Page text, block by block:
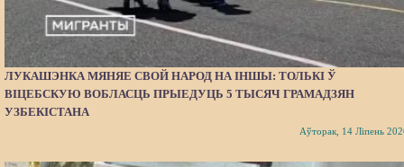
ЛУКАШЭНКА МЯНЯЕ СВОЙ НАРОД НА ІНШЫ: ТОЛЬКІ Ў
ВІЦЕБСКУЮ ВОБЛАСЦЬ ПРЫЕДУЦЬ 5 ТЫСЯЧ ГРАМАДЗЯН
УЗБЕКІСТАНА
Аўторак, 14 Ліпень